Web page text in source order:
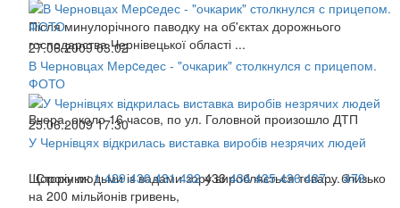
Після минулорічного паводку на об'єктах дорожнього
господарства Чернівецької області ...
27.06.2009 03:02
В Черновцах Мерcедес - "очкарик" столкнулся с прицепом.
ФОТО
Вчера, около 16 часов, по ул. Головной произошло ДТП
25.06.2009 17:30
У Чернівцях відкрилась виставка виробів незрячих людей
Щороку людьми із вадами зору виробляється товару близько
на 200 мільйонів гривень,
Сторінки: 1 429 430 431 432 433 434 435 436 437 ...479